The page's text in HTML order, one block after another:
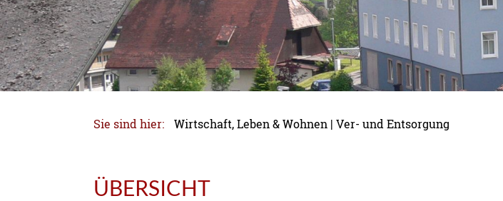
Sie sind hier: Wirtschaft, Leben & Wohnen | Ver- und Entsorgung
ÜBERSICHT